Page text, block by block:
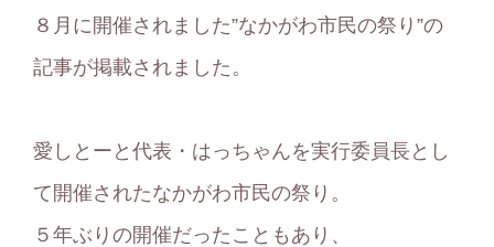
８月に開催されました”なかがわ市民の祭り”の
記事が掲載されました。
愛しとーと代表・はっちゃんを実行委員長とし
て開催されたなかがわ市民の祭り。
５年ぶりの開催だったこともあり、